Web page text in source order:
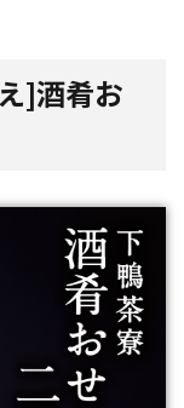
]酒肴お